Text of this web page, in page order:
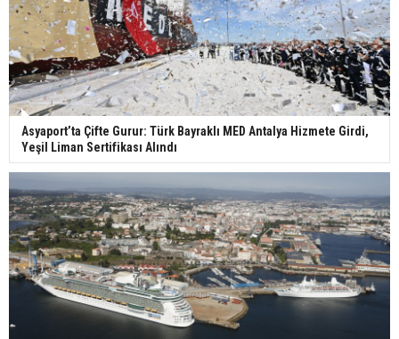
Asyaport’ta Çifte Gurur: Türk Bayraklı MED Antalya Hizmete Girdi,
Yeşil Liman Sertifikası Alındı